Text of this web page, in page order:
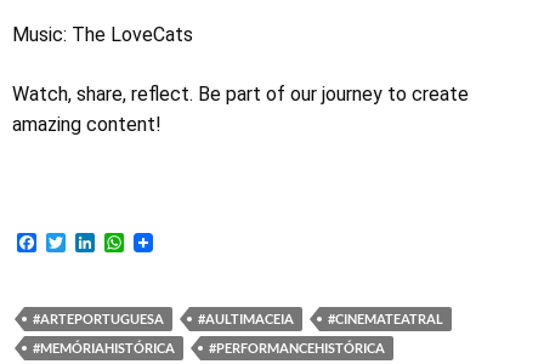
Music: The LoveCats
Watch, share, reflect. Be part of our journey to create
amazing content!
F
b
o
o
T
t
e
r
e
d
I
W
s
A
p
#ARTEPORTUGUESA #AULTIMACEIA
#CINEMATEATRAL
#MEMÓRIAHISTÓRICA
#PERFORMANCEHISTÓRICA